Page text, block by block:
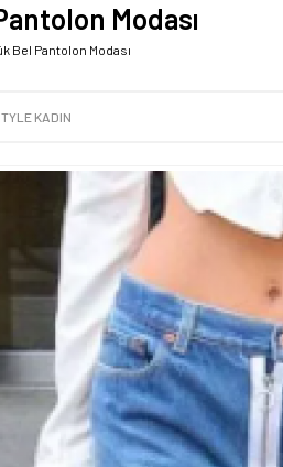
Modası
Bel Pantolon Modası
KADIN